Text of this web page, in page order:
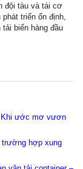
đội tàu và tái cơ
triển ổn định,
biển hàng đầu
Khi ước mơ vươn
hợp xung